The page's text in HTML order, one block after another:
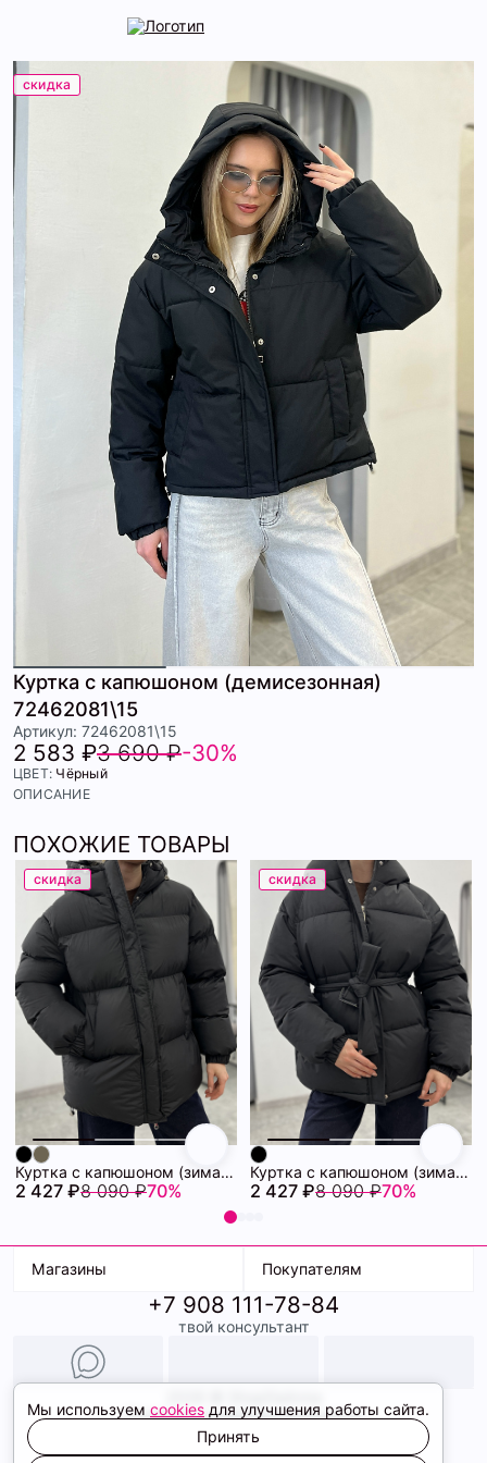
скидка
Куртка с капюшоном (демисезонная)
72462081\15
Артикул: 72462081\15
2 583 ₽3 690 ₽-30%
ЦВЕТ: Чёрный
ОПИСАНИЕ
ПОХОЖИЕ ТОВАРЫ
скидка
Куртка с капюшоном (зима) 72460880\15
2 427 ₽8 090 ₽70%
скидка
Куртка с капюшоном (зима) 72460878\15
2 427 ₽8 090 ₽70%
Магазины
ТК Терминал
ТРК Континент
Покупателям
Доставка
Условия оплаты
Образы
+7 908 111-78-84
твой консультант
Политика конфиденциальности
Соглашение cookie
Сайт создали
Мы используем cookies для улучшения работы сайта.
Принять